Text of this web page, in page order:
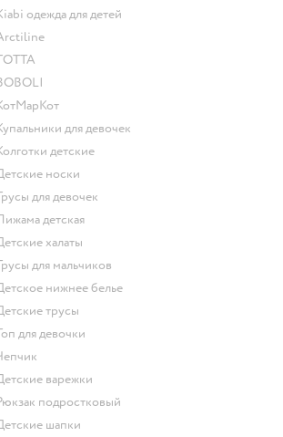
Kiabi одежда для детей
Arctiline
ТОТТА
BOBOLI
КотМарКот
Купальники для девочек
Колготки детские
Детские носки
Трусы для девочек
Пижама детская
Детские халаты
Трусы для мальчиков
Детское нижнее белье
Детские трусы
Топ для девочки
Чепчик
Детские варежки
Рюкзак подростковый
Детские шапки